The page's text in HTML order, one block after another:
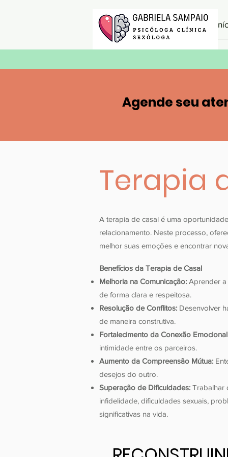
Agende seu
Terapia
A terapia de casal é uma
relacionamento. Neste processo,
melhor suas emoções e encontrar
Benefícios da Terapia de Casal
Melhoria na Comunicação: Aprender a
de forma clara e respeitosa.
Resolução de Conflitos: Desenvolver
de maneira construtiva.
Fortalecimento da Conexão
intimidade entre os parceiros.
Aumento da Compreensão Mútua:
desejos do outro.
Superação de Dificuldades: Trabalhar
infidelidade, dificuldades sexuais,
significativas na vida.​​